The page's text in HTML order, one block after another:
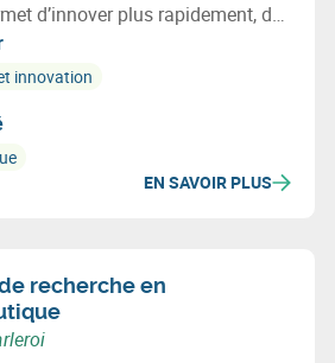
d’innover plus rapidement, de
et d’intégrer les meilleures
de la recherche.
innovation
EN SAVOIR PLUS
recherche en